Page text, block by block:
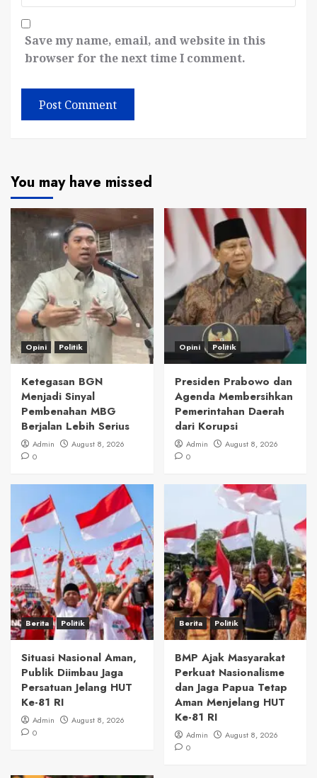
Save my name, email, and website in this
browser for the next time I comment.
You may have missed
Opini Politik
Ketegasan BGN
Menjadi Sinyal
Pembenahan MBG
Berjalan Lebih Serius
Admin
August 8, 2026
0
Opini Politik
Presiden Prabowo dan
Agenda Membersihkan
Pemerintahan Daerah
dari Korupsi
Admin
August 8, 2026
0
Berita Politik
Situasi Nasional Aman,
Publik Diimbau Jaga
Persatuan Jelang HUT
Ke-81 RI
Admin
August 8, 2026
0
Berita Politik
BMP Ajak Masyarakat
Perkuat Nasionalisme
dan Jaga Papua Tetap
Aman Menjelang HUT
Ke-81 RI
Admin
August 8, 2026
0